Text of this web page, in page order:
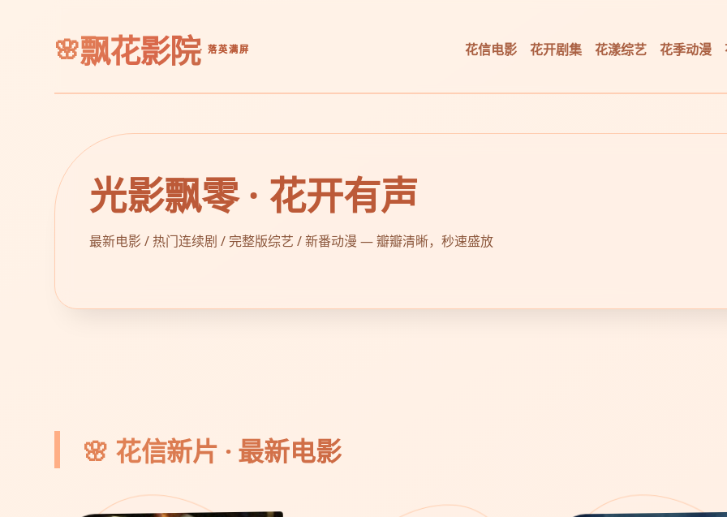
飘花影院· 落英满屏 花信电影 花开剧集 花漾综艺 花季动漫
光影飘零 · 花开有声
最新电影 / 热门连续剧 / 完整版综艺 / 新番动漫 — 瓣瓣清晰，秒速盛放
🌸 花信新片 · 最新电影